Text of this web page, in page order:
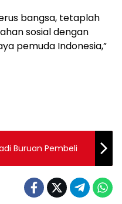
bangsa, tetaplah
sosial dengan
pemuda Indonesia,”
Buruan Pembeli